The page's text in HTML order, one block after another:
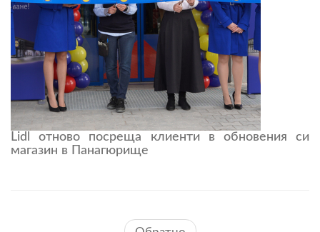
Lidl отново посреща клиенти в обновения си
магазин в Панагюрище